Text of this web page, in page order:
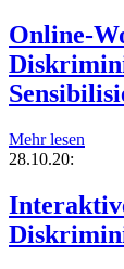
Online-
Mehr lesen
28.10.20: